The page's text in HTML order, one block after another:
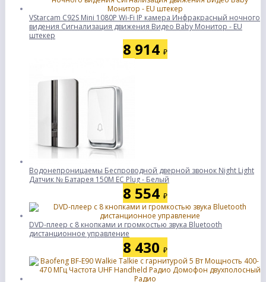
VStarcam C92S Mini 1080P Wi-Fi IP камера Инфракрасный ночного
видения Сигнализация движения Видео Baby Монитор - EU
штекер
8 914 ₽
Водонепроницаемы Беспроводной дверной звонок Night Light
Датчик № Батарея 150M ЕС Plug - Белый
8 554 ₽
DVD-плеер с 8 кнопками и громкостью звука Bluetooth
дистанционное управление
8 430 ₽